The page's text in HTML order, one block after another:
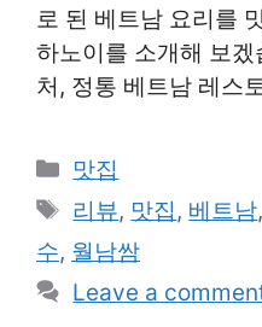
로 된 베트남 요리를
하노이를 소개해 보
처, 정통 베트남 레스
Categories
맛집
Tags
리뷰, 맛집 , 베트남,
수, 월남쌈
Leave a